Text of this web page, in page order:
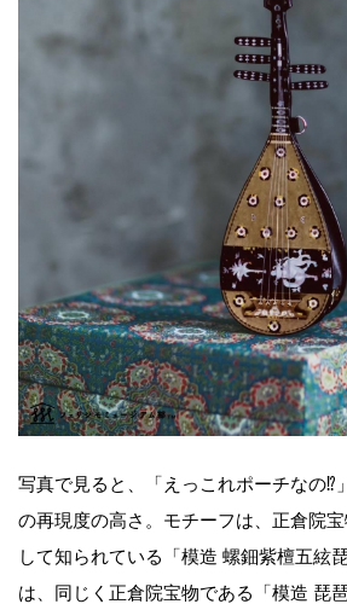
写真で見ると、「えっこれポーチなの⁉︎
の再現度の高さ。モチーフは、正倉院
して知られている「模造 螺鈿紫檀五絃
は、同じく正倉院宝物である「模造 琵